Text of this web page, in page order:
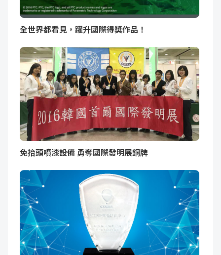
全世界都看見，躍升國際得獎作品！
免抬頭噴漆設備 勇奪國際發明展銅牌